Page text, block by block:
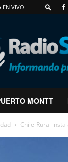
EN VIVO
MONTT
Chile Rural